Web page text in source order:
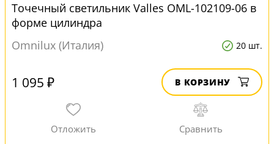
Точечный светильник Valles OML-102109-06 в
форме цилиндра
Omnilux (Италия)
20 шт.
1 095 ₽ В КОРЗИНУ